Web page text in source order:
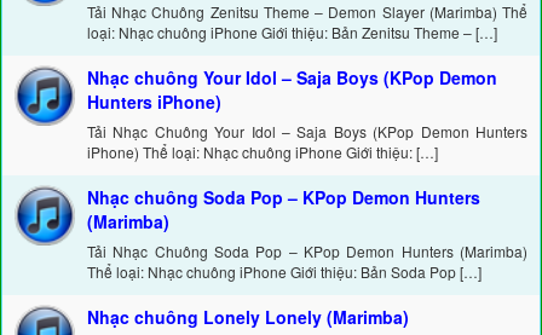
Tải Nhạc Chuông Zenitsu Theme – Demon Slayer (Marimba) Thể
loại: Nhạc chuông iPhone Giới thiệu: Bản Zenitsu Theme – […]
Nhạc chuông Your Idol – Saja Boys (KPop Demon
Hunters iPhone)
Tải Nhạc Chuông Your Idol – Saja Boys (KPop Demon Hunters
iPhone) Thể loại: Nhạc chuông iPhone Giới thiệu: […]
Nhạc chuông Soda Pop – KPop Demon Hunters
(Marimba)
Tải Nhạc Chuông Soda Pop – KPop Demon Hunters (Marimba)
Thể loại: Nhạc chuông iPhone Giới thiệu: Bản Soda Pop […]
Nhạc chuông Lonely Lonely (Marimba)